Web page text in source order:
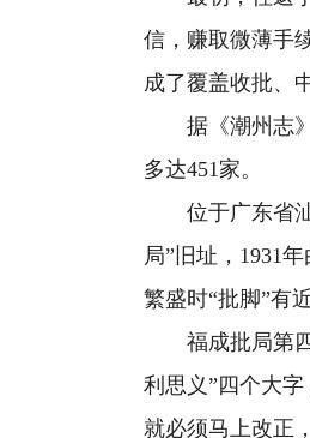
信，赚取微薄手
成了覆盖收批、
据《潮州志》
多达451家。
位于广东省汕
局”旧址，1931
繁盛时“批脚”有
福成批局第四
利思义”四个大
就必须马上改正